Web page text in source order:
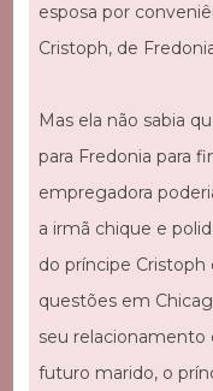
esposa por
Cristoph, de
Mas ela não sabia
para Fredonia para
empregadora
a irmã chique e
do príncipe
questões em
seu
futuro marido, o